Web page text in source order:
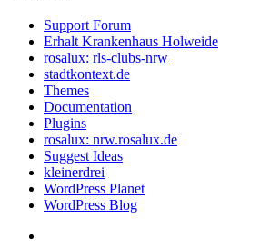
Support Forum
Erhalt Krankenhaus Holweide
rosalux: rls-clubs-nrw
stadtkontext.de
Themes
Documentation
Plugins
rosalux: nrw.rosalux.de
Suggest Ideas
kleinerdrei
WordPress Planet
WordPress Blog